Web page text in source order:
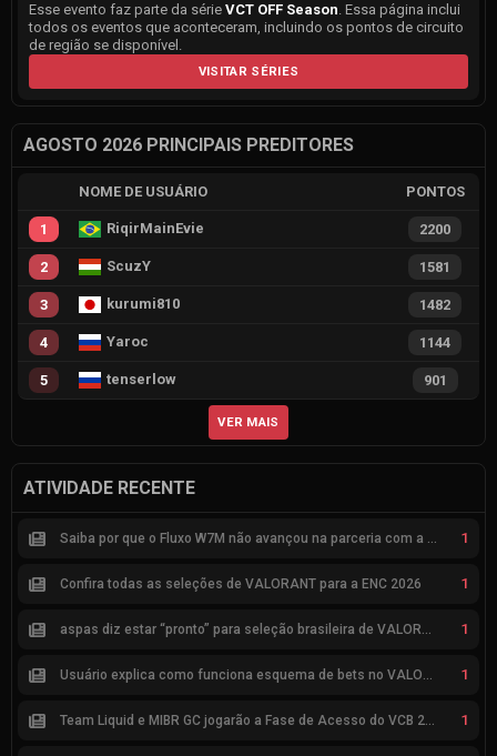
Esse evento faz parte da série VCT OFF Season. Essa página inclui
todos os eventos que aconteceram, incluindo os pontos de circuito
de região se disponível.
VISITAR SÉRIES
AGOSTO 2026 PRINCIPAIS PREDITORES
NOME DE USUÁRIO PONTOS
1 RiqirMainEvie 2200
2 ScuzY 1581
3 kurumi810 1482
4 Yaroc 1144
5 tenserlow 901
VER MAIS
ATIVIDADE RECENTE
Saiba por que o Fluxo W7M não avançou na parceria com a Riot 1
Confira todas as seleções de VALORANT para a ENC 2026 1
aspas diz estar “pronto” para seleção brasileira de VALORANT 1
Usuário explica como funciona esquema de bets no VALORANT 1
Team Liquid e MIBR GC jogarão a Fase de Acesso do VCB 2026 1